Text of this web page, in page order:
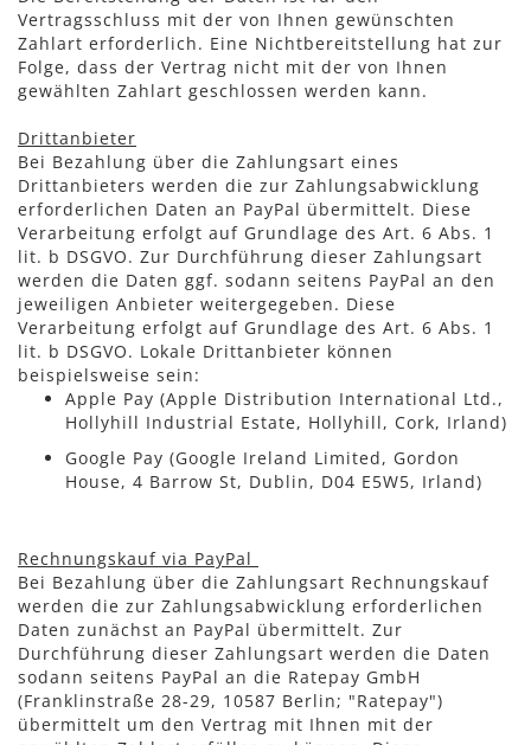
Vertragsschluss mit der von Ihnen gewünschten
Zahlart erforderlich. Eine Nichtbereitstellung hat zur
Folge, dass der Vertrag nicht mit der von Ihnen
gewählten Zahlart geschlossen werden kann.
Drittanbieter
Bei Bezahlung über die Zahlungsart eines
Drittanbieters werden die zur Zahlungsabwicklung
erforderlichen Daten an PayPal übermittelt. Diese
Verarbeitung erfolgt auf Grundlage des Art. 6 Abs. 1
lit. b DSGVO. Zur Durchführung dieser Zahlungsart
werden die Daten ggf. sodann seitens PayPal an den
jeweiligen Anbieter weitergegeben. Diese
Verarbeitung erfolgt auf Grundlage des Art. 6 Abs. 1
lit. b DSGVO. Lokale Drittanbieter können
beispielsweise sein:
Apple Pay (Apple Distribution International Ltd.,
Hollyhill Industrial Estate, Hollyhill, Cork, Irland)
Google Pay (Google Ireland Limited, Gordon
House, 4 Barrow St, Dublin, D04 E5W5, Irland)
Rechnungskauf via PayPal
Bei Bezahlung über die Zahlungsart Rechnungskauf
werden die zur Zahlungsabwicklung erforderlichen
Daten zunächst an PayPal übermittelt. Zur
Durchführung dieser Zahlungsart werden die Daten
sodann seitens PayPal an die Ratepay GmbH
(Franklinstraße 28-29, 10587 Berlin; "Ratepay")
übermittelt um den Vertrag mit Ihnen mit der